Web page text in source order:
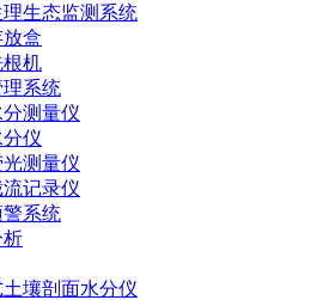
生态监测系统
盒
根机
系统
测量仪
仪
测量仪
记录仪
系统
析
壤剖面水分仪